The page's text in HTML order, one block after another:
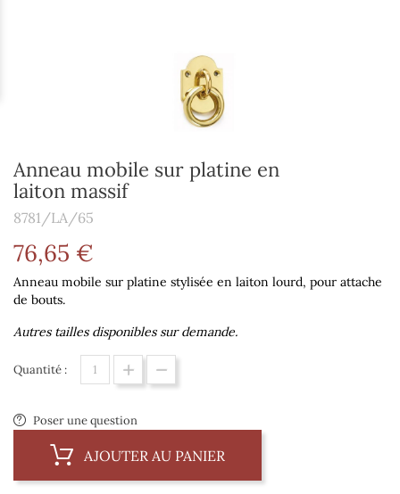
Anneau mobile sur platine en
laiton massif
8781/LA/65
76,65 €
Anneau mobile sur platine stylisée en laiton lourd, pour attache
de bouts.
Autres tailles disponibles sur demande.
Quantité :
Poser une question
AJOUTER AU PANIER